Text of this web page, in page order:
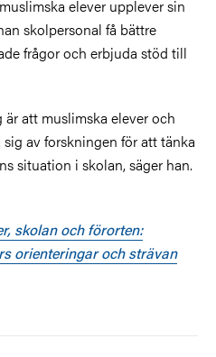
elever upplever sin
skolpersonal få bättre
frågor och erbjuda stöd till
att muslimska elever och
av forskningen för att tänka
situation i skolan, säger han.
skolan och förorten:
orienteringar och strävan